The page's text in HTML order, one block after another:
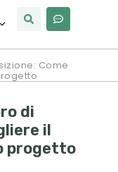
Come
di
il
progetto